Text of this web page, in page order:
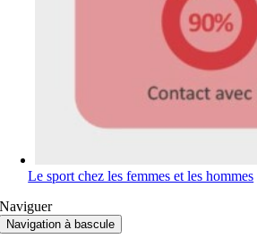
Le sport chez les femmes et les hommes
Naviguer
Navigation à bascule